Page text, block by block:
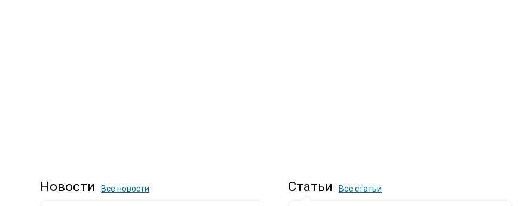
Новости Все новости Статьи Все статьи